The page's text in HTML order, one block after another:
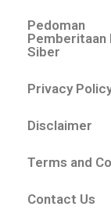
Pedoman
Pemberitaan
Siber
Privacy
Disclaimer
Terms and
Contact Us